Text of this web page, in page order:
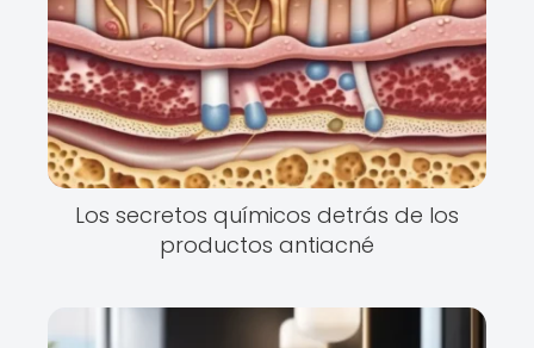
Los secretos químicos detrás de los
productos antiacné